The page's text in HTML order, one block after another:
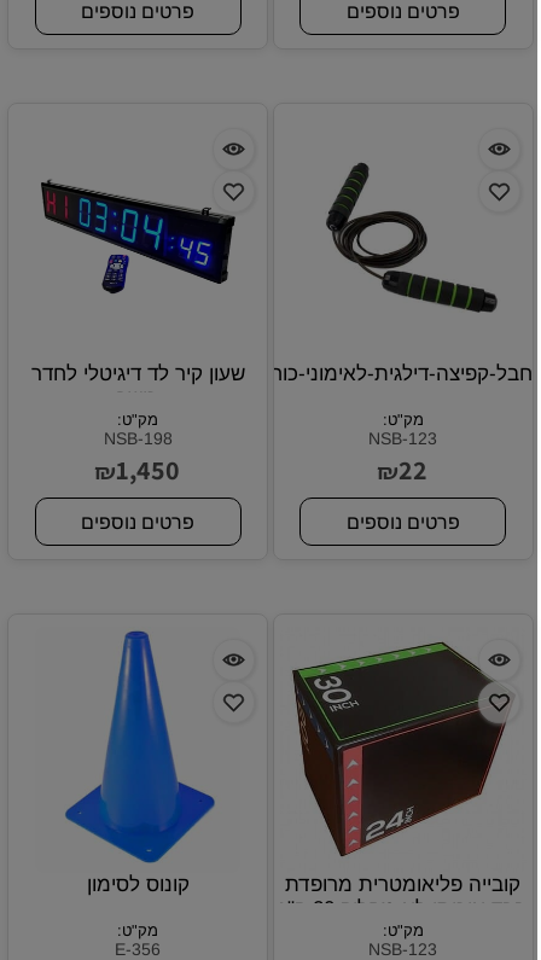
פרטים נוספים פרטים נוספים
חבל-קפיצה-דילגית-לאימוני-כוח-וסיבולת
מק"ט:
NSB-123
₪22
פרטים נוספים
שעון קיר לד דיגיטלי לחדר
כושר
מק"ט:
NSB-198
₪1,450
פרטים נוספים
קובייה פליאומטרית מרופדת
בבד איכותי לא מחליק 20 ק"ג
מק"ט:
NSB-123
קונוס לסימון
מק"ט:
E-356